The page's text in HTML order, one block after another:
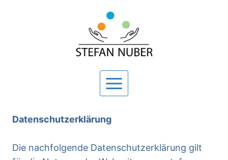
Datenschutzerklärung
Die nachfolgende Datenschutzerklärung gilt